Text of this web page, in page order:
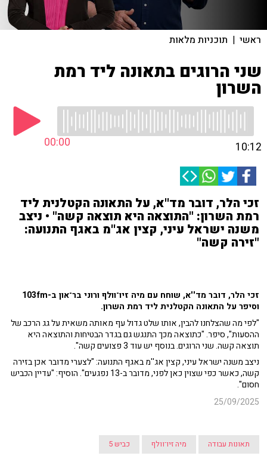
ראשי | תוכניות מלאות
שני הרוגים בתאונה ליד רמת
השרון
00:00 10:12
זכי הלר, דובר מד''א, על התאונה הקטלנית ליד
רמת השרון: "התוצאה היא תוצאה קשה" • ניצב
משנה ישראל עיני, קצין אג''מ באגף התנועה:
"זירה קשה"
זכי הלר, דובר מד''א, שוחח עם מיה זיו־וולף ורוני בר־און ב-103fm
וסיפר על התאונה הקטלנית ליד רמת השרון.
"לפי מה שהצלחנו להבין, אותו שלט גדול עף מאותה משאית על גג הרכב של
ההסעות", סיפר. "כתוצאה מכך התנגש גם בגדר הבטיחות והתוצאה היא
תוצאה קשה. שני הרוגים. בנוסף יש עוד 3 פצועים קשה".
ניצב משנה ישראל עיני, קצין אג''מ באגף התנועה: "לצערי מדובר אכן בזירה
קשה, כאשר כפי שצוין כאן לפני, מדובר ב-13 נפגעים". הוסיף: "עדיין הכביש
חסום".
25/09/2025
תאונות עבודה מיה זיו־וולף כביש 5